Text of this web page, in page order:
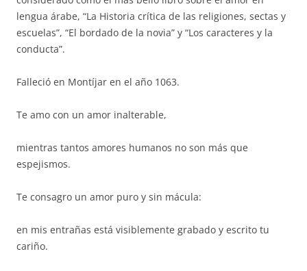
lengua árabe, “La Historia crítica de las religiones, sectas y
escuelas”, “El bordado de la novia” y “Los caracteres y la
conducta”.
Falleció en Montíjar en el año 1063.
Te amo con un amor inalterable,
mientras tantos amores humanos no son más que
espejismos.
Te consagro un amor puro y sin mácula:
en mis entrañas está visiblemente grabado y escrito tu
cariño.